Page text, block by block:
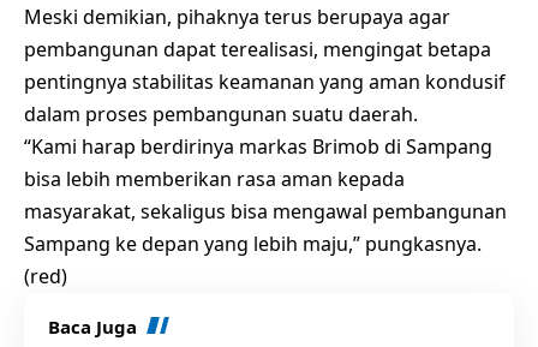
Meski demikian, pihaknya terus berupaya agar
pembangunan dapat terealisasi, mengingat betapa
pentingnya stabilitas keamanan yang aman kondusif
dalam proses pembangunan suatu daerah.
“Kami harap berdirinya markas Brimob di Sampang
bisa lebih memberikan rasa aman kepada
masyarakat, sekaligus bisa mengawal pembangunan
Sampang ke depan yang lebih maju,” pungkasnya.
(red)
Baca Juga